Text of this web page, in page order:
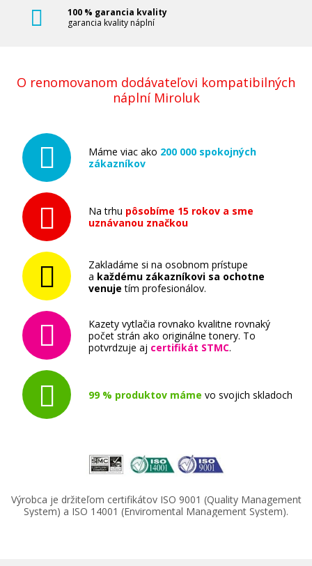
100 % garancia kvality
garancia kvality náplní
O renomovanom dodávateľovi kompatibilných
náplní Miroluk
Máme viac ako 200 000 spokojných
zákazníkov
Na trhu pôsobíme 15 rokov a sme
uznávanou značkou
Zakladáme si na osobnom prístupe
a každému zákazníkovi sa ochotne
venuje tím profesionálov.
Kazety vytlačia rovnako kvalitne rovnaký
počet strán ako originálne tonery. To
potvrdzuje aj certifikát STMC.
99 % produktov máme vo svojich skladoch
Výrobca je držiteľom certifikátov ISO 9001 (Quality Management
System) a ISO 14001 (Enviromental Management System).